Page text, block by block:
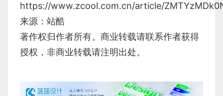
https://www.zcool.com.cn/article/
来源：站酷
著作权归作者所有。商业转载请联系作者获得
授权，非商业转载请注明出处。